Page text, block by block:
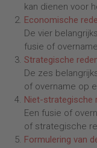
kan dienen voor
Economische
De vier
fusie of
Strategische
De zes
of overname op
Niet-strategische
Een fusie of
of strategische
Formulering van